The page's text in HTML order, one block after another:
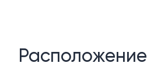
Расположение